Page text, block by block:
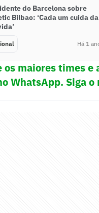
do Barcelona sobre
Bilbao: ‘Cada um cuida da
Há 1
os maiores times
WhatsApp. Siga